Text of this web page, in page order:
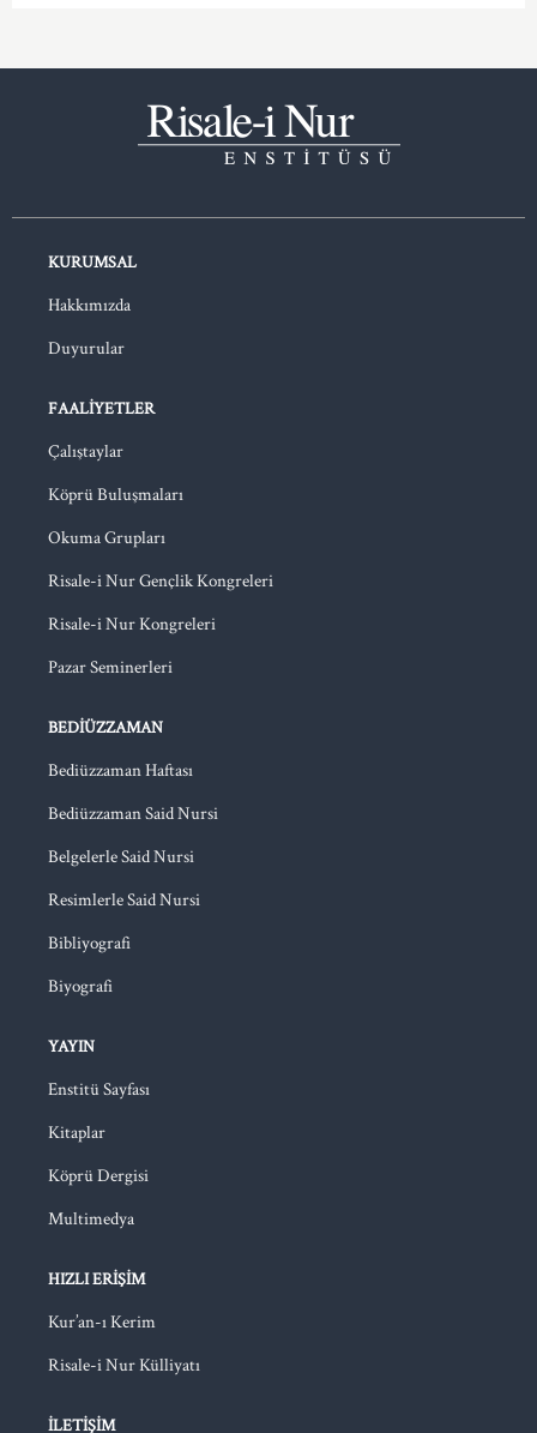
KURUMSAL
Hakkımızda
Duyurular
FAALIYETLER
Çalıştaylar
Köprü Buluşmaları
Okuma Grupları
Risale-i Nur Gençlik Kongreleri
Risale-i Nur Kongreleri
Pazar Seminerleri
BEDIÜZZAMAN
Bediüzzaman Haftası
Bediüzzaman Said Nursi
Belgelerle Said Nursi
Resimlerle Said Nursi
Bibliyografi
Biyografi
YAYIN
Enstitü Sayfası
Kitaplar
Köprü Dergisi
Multimedya
HIZLI ERIŞIM
Kur’an-ı Kerim
Risale-i Nur Külliyatı
İLETIŞIM